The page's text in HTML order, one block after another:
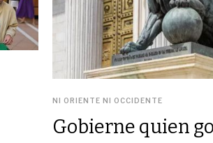
NI ORIENTE NI OCCIDENTE
Gobierne quien